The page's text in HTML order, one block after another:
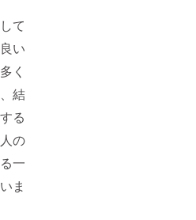
て
い
く
結
る
の
一
ま